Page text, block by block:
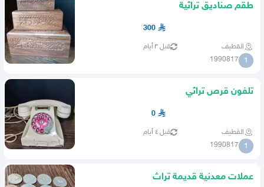
طقم صناديق تراثية
300
القطيف قبل ٣ أيام
1
1990817
تلفون قرص تراثي
0
القطيف قبل ٤ أيام
1
1990817
عملات معدنية قديمة تراث